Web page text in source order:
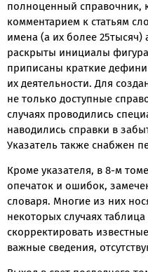
полноценный справочник,
комментарием к статьям
имена (а их более
раскрыты инициалы
приписаны краткие
их деятельности. Для
не только доступные
случаях проводились
наводились справки в
Указатель также снабжен
Кроме указателя, в 8-м
опечаток и ошибок,
словаря. Многие из них
некоторых случаях
скорректировать
важные сведения,